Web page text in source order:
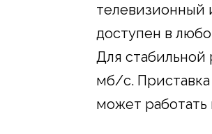
телевизионный
доступен в
Для стабильной
мб/с.
может